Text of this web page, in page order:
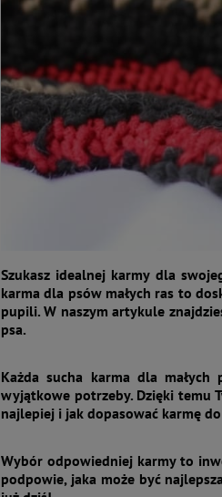
Szukasz idealnej karmy dla
karma dla psów małych ras to
pupili. W naszym artykule
psa.
Każda sucha karma dla
wyjątkowe potrzeby. Dzięki temu
najlepiej i jak dopasować karmę
Wybór odpowiedniej karmy to
podpowie, jaka może być